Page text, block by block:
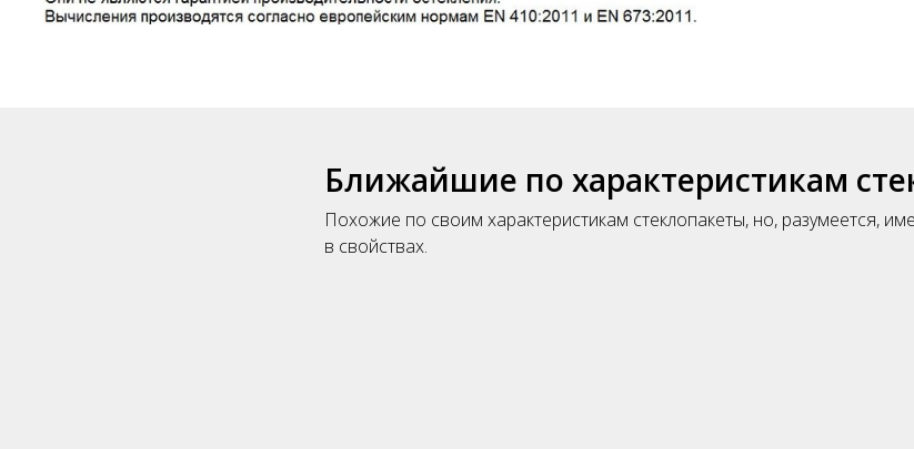
Ближайшие по характеристикам
Похожие по своим характеристикам стеклопакеты, но, разумеется,
в свойствах.